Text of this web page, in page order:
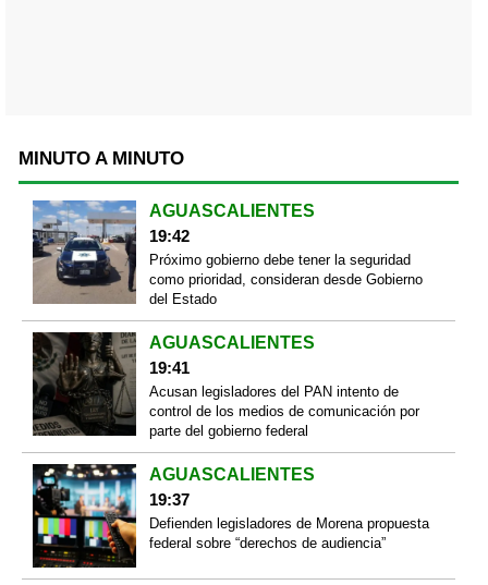
MINUTO A MINUTO
AGUASCALIENTES
19:42
Próximo gobierno debe tener la seguridad
como prioridad, consideran desde Gobierno
del Estado
AGUASCALIENTES
19:41
Acusan legisladores del PAN intento de
control de los medios de comunicación por
parte del gobierno federal
AGUASCALIENTES
19:37
Defienden legisladores de Morena propuesta
federal sobre “derechos de audiencia”